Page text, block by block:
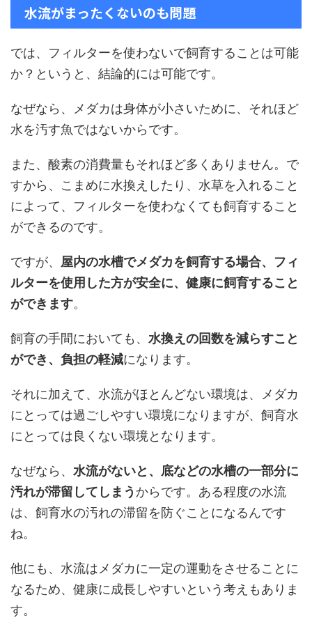
水流がまったくないのも問題
では、フィルターを使わないで飼育することは可能
か？というと、結論的には可能です。
なぜなら、メダカは身体が小さいために、それほど
水を汚す魚ではないからです。
また、酸素の消費量もそれほど多くありません。で
すから、こまめに水換えしたり、水草を入れること
によって、フィルターを使わなくても飼育すること
ができるのです。
ですが、 屋内の水槽でメダカを飼育する場合、フィ
ルターを使用した方が安全に、健康に飼育すること
ができます。
飼育の手間においても、 水換えの回数を減らすこと
ができ、負担の軽減になります。
それに加えて、水流がほとんどない環境は、メダカ
にとっては過ごしやすい環境になりますが、飼育水
にとっては良くない環境となります。
なぜなら、 水流がないと、底などの水槽の一部分に
汚れが滞留してしまう からです。ある程度の水流
は、飼育水の汚れの滞留を防ぐことになるんです
ね。
他にも、水流はメダカに一定の運動をさせることに
なるため、健康に成長しやすいという考えもありま
す。